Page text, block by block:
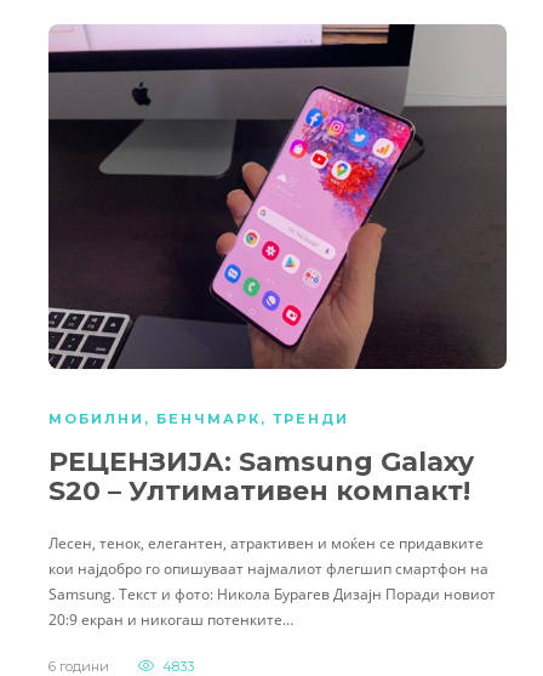
МОБИЛНИ , БЕНЧМАРК , ТРЕНДИ
РЕЦЕНЗИЈА: Samsung Galaxy
S20 – Ултимативен компакт!
Лесен, тенок, елегантен, атрактивен и моќен се придавките
кои најдобро го опишуваат најмалиот флегшип смартфон на
Samsung. Текст и фото: Никола Бурагев Дизајн Поради новиот
20:9 екран и никогаш потенките…
6 години 4833